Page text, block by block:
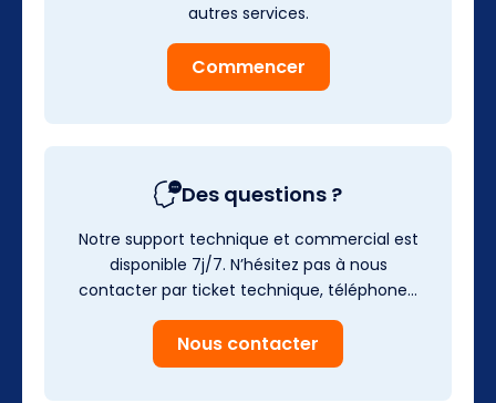
autres services.
Commencer
Des questions ?
Notre support technique et commercial est
disponible 7j/7. N’hésitez pas à nous
contacter par ticket technique, téléphone…
Nous contacter